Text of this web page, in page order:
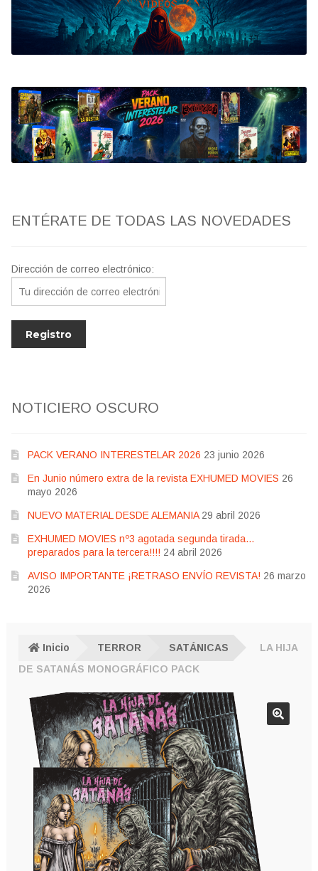
Bluray
Clasificada S
artwork
fantaterror
Jesús Franco
ENTÉRATE DE TODAS LAS NOVEDADES
Dirección de correo electrónico:
NOTICIERO OSCURO
PACK VERANO INTERESTELAR 2026 23 junio 2026
En Junio número extra de la revista EXHUMED MOVIES 26
mayo 2026
NUEVO MATERIAL DESDE ALEMANIA 29 abril 2026
EXHUMED MOVIES nº3 agotada segunda tirada…
preparados para la tercera!!!! 24 abril 2026
AVISO IMPORTANTE ¡RETRASO ENVÍO REVISTA! 26 marzo
2026
Inicio TERROR SATÁNICAS
LA HIJA
DE SATANÁS MONOGRÁFICO PACK